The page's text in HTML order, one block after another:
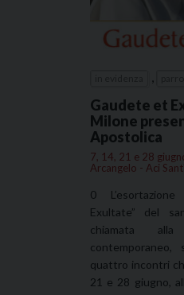
Gaudete et
Milone
Apostolica
7, 14, 21 e 28
Arcangelo - Aci
0
Exultate” del
chiamata
quattro incontri
21 e 28 giugno,